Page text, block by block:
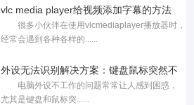
vlc media player给视频添加字幕的方法
很多小伙伴在使用vlcmediaplayer播放器时，
经常会遇到各种各样的......
外设无法识别解决方案：键盘鼠标突然不
电脑外设不工作的问题常常让人感到困惑，
尤其是键盘和鼠标突......